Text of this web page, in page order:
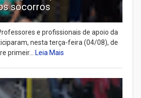
socorros
e profissionais de apoio da
nesta terça-feira (04/08), de
primeir...
Leia Mais